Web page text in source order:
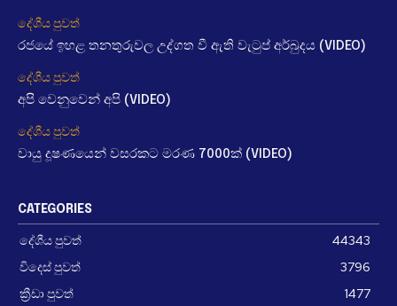
දේශීය පුවත්
රජයේ ඉහළ තනතුරුවල උද්ගත වී ඇති වැටුප් අර්බුදය (VIDEO)
දේශීය පුවත්
අපි වෙනුවෙන් අපි (VIDEO)
දේශීය පුවත්
වායු දූෂණයෙන් වසරකට මරණ 7000ක් (VIDEO)
CATEGORIES
දේශීය පුවත්
44343
විදෙස් පුවත්
3796
ක්‍රීඩා පුවත්
1477